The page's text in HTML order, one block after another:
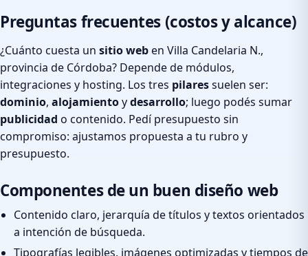
Preguntas frecuentes (costos y alcance)
¿Cuánto cuesta un sitio weben Villa Candelaria N.,
provincia de Córdoba? Depende de módulos,
integraciones y hosting. Los tres pilaressuelen ser:
dominio, alojamientoydesarrollo; luego podés sumar
publicidad o contenido. Pedí presupuesto sin
compromiso: ajustamos propuesta a tu rubro y
presupuesto.
Componentes de un buen diseño web
Contenido claro, jerarquía de títulos y textos orientados
a intención de búsqueda.
Tipografías legibles, imágenes optimizadas y tiempos de